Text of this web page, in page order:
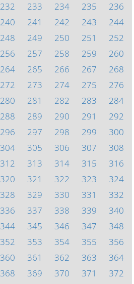
232 233 234 235
236
240 241 242 243
244
248 249 250 251
252
256 257 258 259
260
264 265 266 267
268
272 273 274 275
276
280 281 282 283
284
288 289 290 291
292
296 297 298 299
300
304 305 306 307
308
312 313 314 315
316
320 321 322 323
324
328 329 330 331
332
336 337 338 339
340
344 345 346 347
348
352 353 354 355
356
360 361 362 363
364
368 369 370 371
372